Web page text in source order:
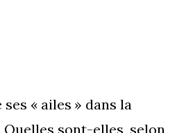
« ailes » dans la
sont-elles, selon